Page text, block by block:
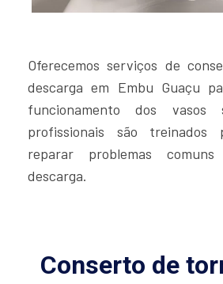
Oferecemos serviços de
descarga em Embu Guaçu
funcionamento dos vasos
profissionais são
reparar problemas
descarga.
Conserto de